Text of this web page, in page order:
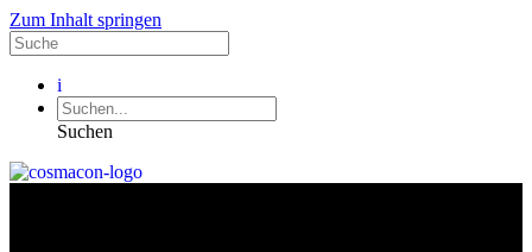
Zum Inhalt springen
i
Suchen